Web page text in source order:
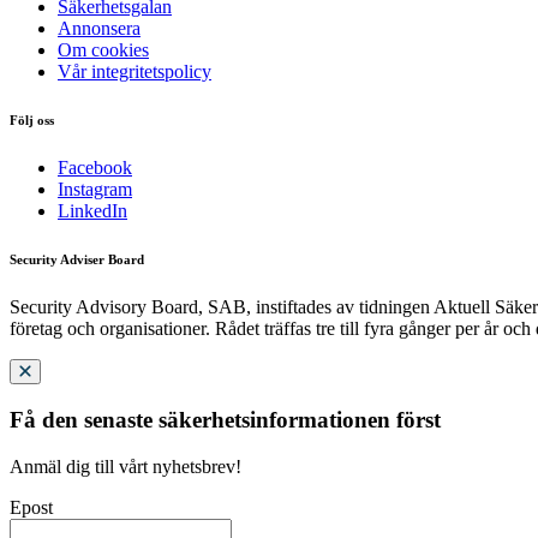
Säkerhetsgalan
Annonsera
Om cookies
Vår integritetspolicy
Följ oss
Facebook
Instagram
LinkedIn
Security Adviser Board
Security Advisory Board, SAB, instiftades av tidningen Aktuell
företag och organisationer. Rådet träffas tre till fyra gånger per år
Få den senaste säkerhetsinformationen först
Anmäl dig till vårt nyhetsbrev!
Epost